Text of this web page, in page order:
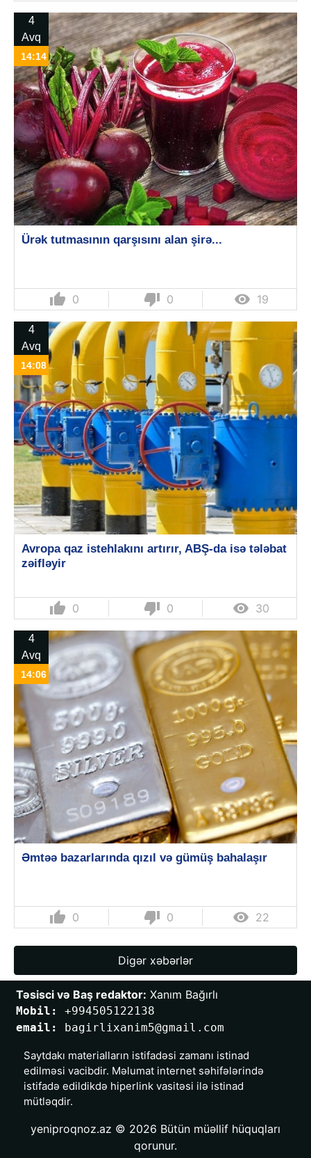
4
Avq
14:14
Ürək tutmasının qarşısını alan şirə...
thumb_up 0 thumb_down 0  19
4
Avq
14:08
Avropa qaz istehlakını artırır, ABŞ-da isə tələbat
zəifləyir
thumb_up 0 thumb_down 0  30
4
Avq
14:06
Əmtəə bazarlarında qızıl və gümüş bahalaşır
thumb_up 0 thumb_down 0  22
Digər xəbərlər
Təsisci və Baş redaktor: Xanım Bağırlı
Mobil: +994505122138
email:
bagirlixanim5@gmail.com
Saytdakı materialların istifadəsi zamanı istinad
edilməsi vacibdir. Məlumat internet səhifələrində
istifadə edildikdə hiperlink vasitəsi ilə istinad
mütləqdir.
yeniproqnoz.az © 2026 Bütün müəllif hüquqları
qorunur.